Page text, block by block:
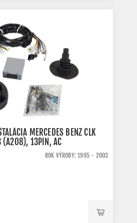
MERCEDES BENZ CLK
13PIN, AC
ROK VÝROBY: 1995 - 2003